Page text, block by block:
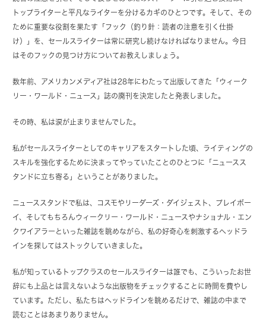
トップライターと平凡なライターを分けるカギのひとつです。そして、その
ために重要な役割を果たす「フック（釣り針：読者の注意を引く仕掛
け）」を、セールスライターは常に研究し続けなければなりません。今日
はそのフックの見つけ方についてお教えしましょう。
数年前、アメリカンメディア社は28年にわたって出版してきた「ウィーク
リー・ワールド・ニュース」誌の廃刊を決定したと発表しました。
その時、私は涙が止まりませんでした。
私がセールスライターとしてのキャリアをスタートした頃、ライティングの
スキルを強化するために決まってやっていたことのひとつに「ニュースス
タンドに立ち寄る」ということがありました。
ニューススタンドで私は、コスモやリーダーズ・ダイジェスト、プレイボー
イ、そしてもちろんウィークリー・ワールド・ニュースやナショナル・エン
クワイアラーといった雑誌を眺めながら、私の好奇心を刺激するヘッドラ
インを探してはストックしていきました。
私が知っているトップクラスのセールスライターは誰でも、こういったお世
辞にも上品とは言えないような出版物をチェックすることに時間を費やし
ています。ただし、私たちはヘッドラインを眺めるだけで、雑誌の中まで
読むことはあまりありません。